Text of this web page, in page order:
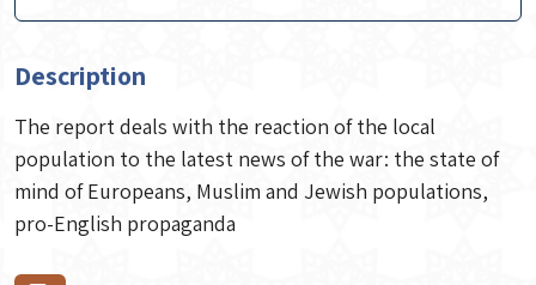
Description
The report deals with the reaction of the local
population to the latest news of the war: the state of
mind of Europeans, Muslim and Jewish populations,
pro-English propaganda